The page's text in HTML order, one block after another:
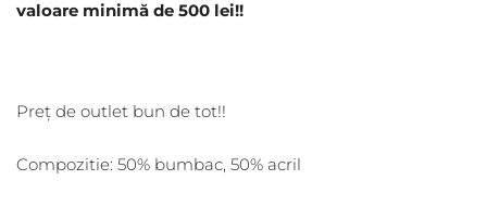
valoare minimă de 500 lei!!
Preț de outlet bun de tot!!
Compozitie: 50% bumbac, 50% acril